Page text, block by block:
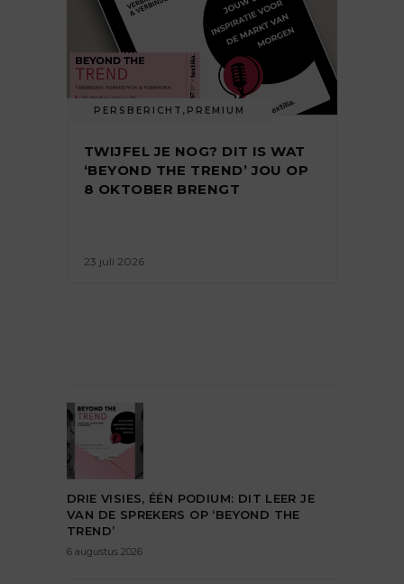
PERSBERICHT , PREMIUM
TWIJFEL JE NOG? DIT IS WAT
‘BEYOND THE TREND’ JOU OP
8 OKTOBER BRENGT
23 juli 2026
DRIE VISIES, ÉÉN PODIUM: DIT LEER JE
VAN DE SPREKERS OP ‘BEYOND THE
TREND’
6 augustus 2026